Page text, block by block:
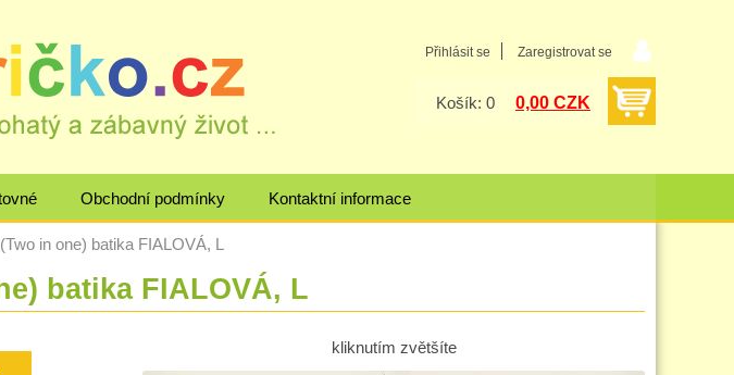
Přihlásit se Zaregistrovat se
Košík: 0 0,00 CZK
Obchodní podmínky Kontaktní informace
in one) batika FIALOVÁ, L
batika FIALOVÁ, L
kliknutím zvětšíte